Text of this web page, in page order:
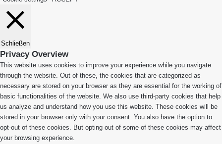
Schließen
Privacy Overview
This website uses cookies to improve your experience while you navigate
through the website. Out of these, the cookies that are categorized as
necessary are stored on your browser as they are essential for the working of
basic functionalities of the website. We also use third-party cookies that help
us analyze and understand how you use this website. These cookies will be
stored in your browser only with your consent. You also have the option to
opt-out of these cookies. But opting out of some of these cookies may affect
your browsing experience.